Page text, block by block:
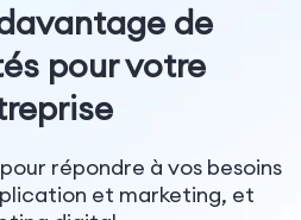
de
pour votre
répondre à vos besoins
et marketing, et